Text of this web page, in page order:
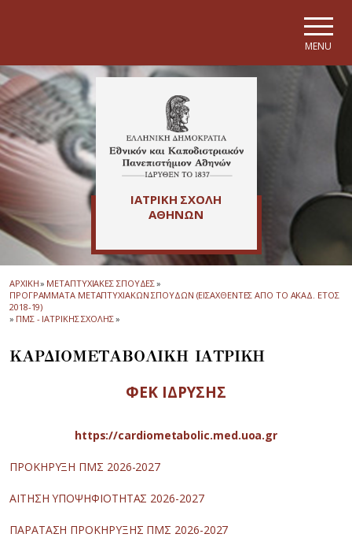
MENU
ΙΑΤΡΙΚΗ ΣΧΟΛΗ
ΑΘΗΝΩΝ
ΑΡΧΙΚΗ» ΜΕΤΑΠΤΥΧΙΑΚΕΣ ΣΠΟΥΔΕΣ»
ΠΡΟΓΡΑΜΜΑΤΑ ΜΕΤΑΠΤΥΧΙΑΚΩΝ ΣΠΟΥΔΩΝ (ΕΙΣΑΧΘΕΝΤΕΣ ΑΠΟ ΤΟ ΑΚΑΔ. ΕΤΟΣ
2018-19)
» ΠΜΣ - ΙΑΤΡΙΚΗΣ ΣΧΟΛΗΣ»
ΚΑΡΔΙΟΜΕΤΑΒΟΛΙΚΗ ΙΑΤΡΙΚΗ
ΦΕΚ ΙΔΡΥΣΗΣ
https://cardiometabolic.med.uoa.gr
ΠΡΟΚΗΡΥΞΗ ΠΜΣ 2026-2027
ΑΙΤΗΣΗ ΥΠΟΨΗΦΙΟΤΗΤΑΣ 2026-2027
ΠΑΡΑΤΑΣΗ ΠΡΟΚΗΡΥΞΗΣ ΠΜΣ 2026-2027